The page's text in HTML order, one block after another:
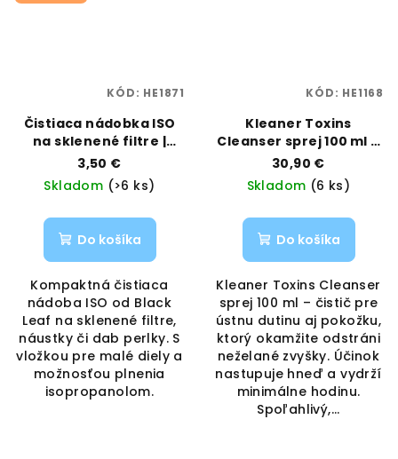
Čistiaca nádobka ISO
na sklenené filtre |
BLACK LEAF | VAPORAMA
3,50 €
Skladom (>6 ks)
Do košíka
Kompaktná čistiaca
nádoba ISO od Black
Leaf na sklenené filtre,
náustky či dab perlky. S
vložkou pre malé diely a
možnosťou plnenia
isopropanolom.
KÓD: HE1871
Kleaner Toxins
Cleanser sprej 100 ml –
ústna hygiena &
pokožka | Kleaner |
Vaporama
30,90 €
Skladom (6 ks)
Do košíka
Kleaner Toxins Cleanser
sprej 100 ml – čistič pre
ústnu dutinu aj pokožku,
ktorý okamžite odstráni
neželané zvyšky. Účinok
nastupuje hneď a vydrží
minimálne hodinu.
Spoľahlivý,...
KÓD: HE1168